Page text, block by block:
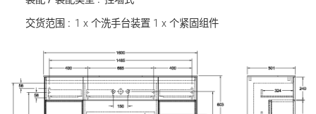
交货范围 : 1 x 个洗手台装置 1 x 个紧固组件